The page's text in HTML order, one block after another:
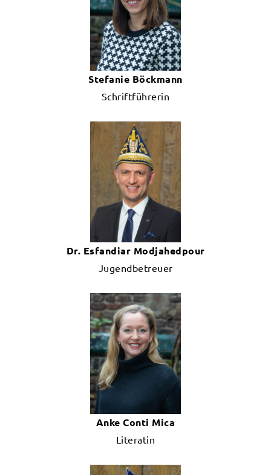
Stefanie Böckmann
Schriftführerin
Dr. Esfandiar Modjahedpour
Jugendbetreuer
Anke Conti Mica
Literatin